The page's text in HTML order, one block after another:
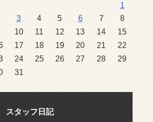
1
3 4 5 6 7
8
10 11 12 13 14
15
17 18 19 20 21
22
24 25 26 27 28
29
31
スタッフ日記